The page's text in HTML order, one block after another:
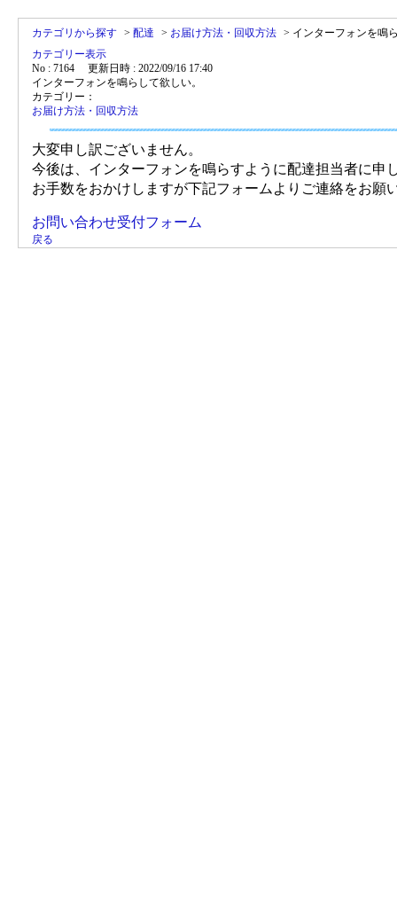
カテゴリから探す > 配達 > お届け方法・回収方法 > インターフォンを鳴
カテゴリー表示
No : 7164
更新日時 : 2022/09/16 17:40
インターフォンを鳴らして欲しい。
カテゴリー：
お届け方法・回収方法
大変申し訳ございません。
今後は、インターフォンを鳴らすように配達担当者に申
お手数をおかけしますが下記フォームよりご連絡をお願
お問い合わせ受付フォーム
戻る